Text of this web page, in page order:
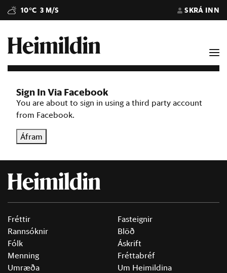
10°C 3 M/S SKRÁ INN
Sign In Via Facebook
You are about to sign in using a third party account
from Facebook.
Áfram
Fréttir
Rannsóknir
Fólk
Menning
Umræða
Fasteignir
Blöð
Áskrift
Fréttabréf
Um Heimildina